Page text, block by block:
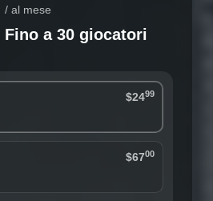
/ al mese
Fino a 30 giocatori
$2499
$6700